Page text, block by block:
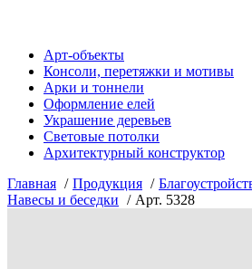
Арт-объекты
Консоли, перетяжки и мотивы
Арки и тоннели
Оформление елей
Украшение деревьев
Световые потолки
Архитектурный конструктор
Главная
Продукция
Навесы и беседки
Арт. 5328